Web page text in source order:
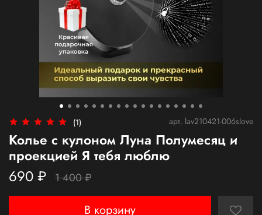
(1) арт. lav210421-006slove
Колье с кулоном Луна Полумесяц и
проекцией Я тебя люблю
690 ₽ 1 400 ₽
В корзину